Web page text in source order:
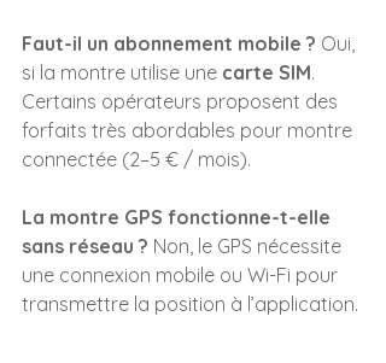
Faut-il un abonnement mobile ? Oui,
si la montre utilise une carte SIM.
Certains opérateurs proposent des
forfaits très abordables pour montre
connectée (2–5 € / mois).
La montre GPS fonctionne-t-elle
sans réseau ? Non, le GPS nécessite
une connexion mobile ou Wi-Fi pour
transmettre la position à l’application.